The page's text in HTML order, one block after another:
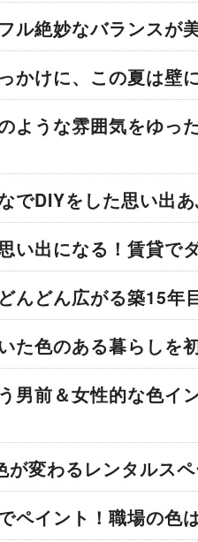
ル絶妙なバランスが
かけに、この夏は壁
ような雰囲気をゆっ
でDIYをした思い出
い出になる！ 賃貸で
んどん広がる築15年
た色のある暮らしを
男前＆女性的な色イ
が変わるレンタルス
ペイント！ 職場の色